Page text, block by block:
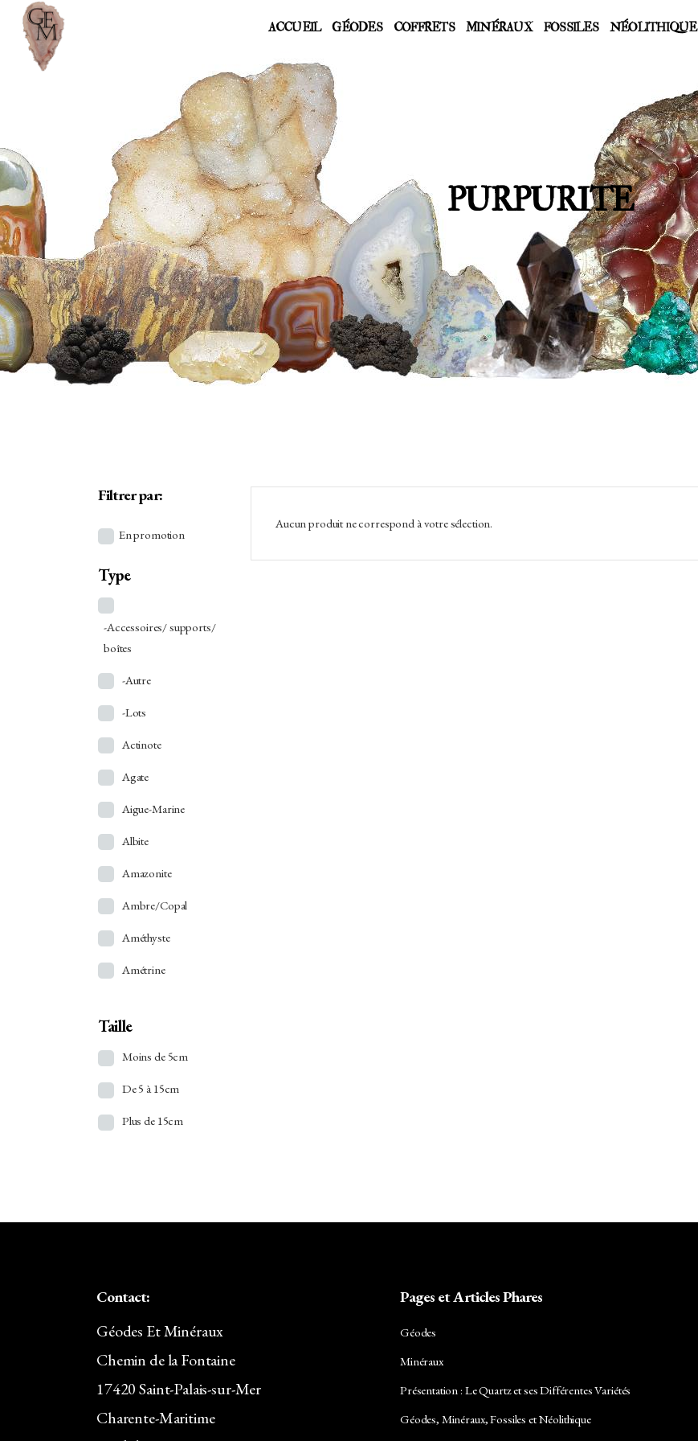
ACCUEIL GÉODES COFFRETS MINÉRAUX FOSSILES NÉOLITHIQUE
PURPURITE
Aucun produit ne correspond à votre sélection.
Filtrer par:
En promotion
Type
-Accessoires/ supports/
boîtes
-Autre
-Lots
Actinote
Agate
Aigue-Marine
Albite
Amazonite
Ambre/Copal
Améthyste
Amétrine
Ankérite
Apatite
Apophyllite
Aragonite
Aventurine
Baryte/Barytine
Béryl
Bismuth
Bois Silicifié
Brazilianite
Taille
Moins de 5cm
De 5 à 15cm
Plus de 15cm
Contact:
Géodes Et Minéraux
Chemin de la Fontaine
17420 Saint-Palais-sur-Mer
Charente-Maritime
Pages et Articles Phares
Géodes
Minéraux
Présentation : Le Quartz et ses Différentes Variétés
Géodes, Minéraux, Fossiles et Néolithique